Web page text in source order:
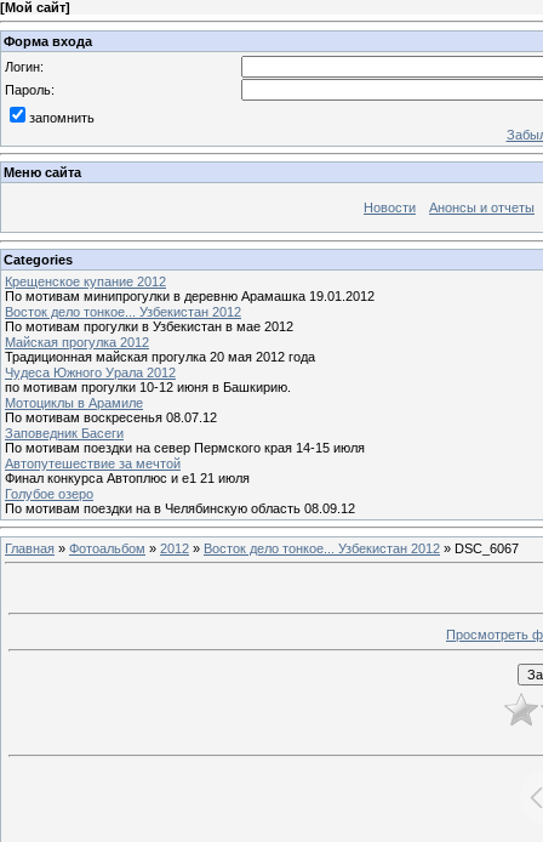
[Мой сайт]
Форма входа
Логин:
Пароль:
запомнить
Меню сайта
Новости Анонсы и отчеты
Categories
Крещенское купание 2012
По мотивам минипрогулки в деревню Арамашка 19.01.2012
Восток дело тонкое... Узбекистан 2012
По мотивам прогулки в Узбекистан в мае 2012
Майская прогулка 2012
Традиционная майская прогулка 20 мая 2012 года
Чудеса Южного Урала 2012
по мотивам прогулки 10-12 июня в Башкирию.
Мотоциклы в Арамиле
По мотивам воскресенья 08.07.12
Заповедник Басеги
По мотивам поездки на север Пермского края 14-15 июля
Автопутешествие за мечтой
Финал конкурса Автоплюс и е1 21 июля
Голубое озеро
По мотивам поездки на в Челябинскую область 08.09.12
Главная » Фотоальбом » 2012 » Восток дело тонкое... Узбекистан 2012 » DSC_6067
Просмотреть